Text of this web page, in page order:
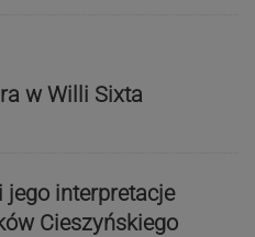
w Willi Sixta
jego interpretacje
Cieszyńskiego